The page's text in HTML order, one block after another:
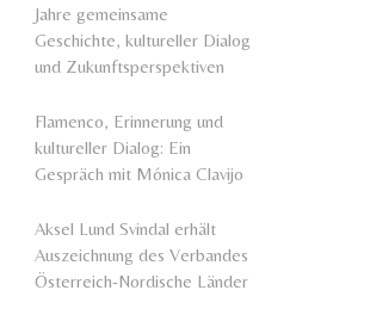
Jahre gemeinsame
Geschichte, kultureller Dialog
und Zukunftsperspektiven
Flamenco, Erinnerung und
kultureller Dialog: Ein
Gespräch mit Mónica Clavijo
Aksel Lund Svindal erhält
Auszeichnung des Verbandes
Österreich-Nordische Länder